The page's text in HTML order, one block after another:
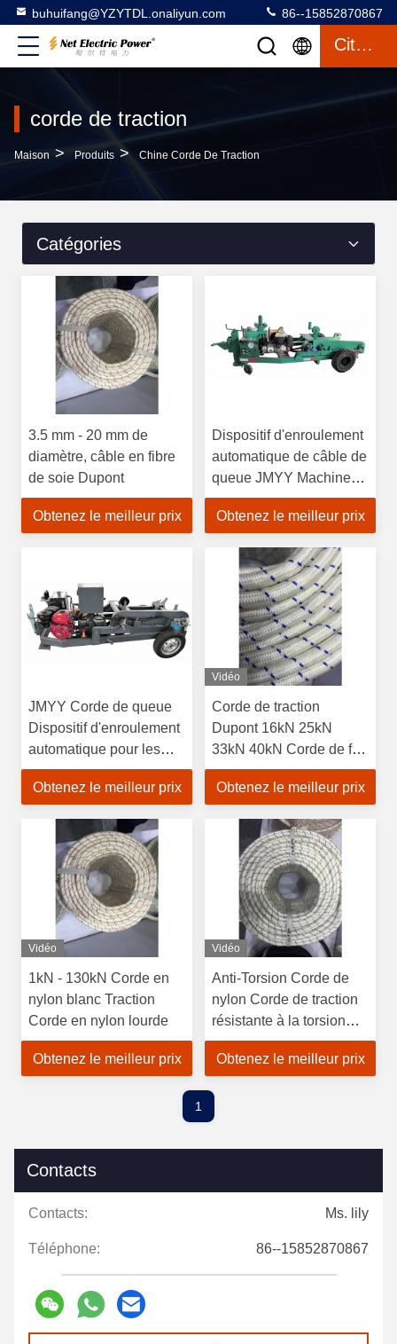
buhuifang@YZYTDL.onaliyun.com 86--15852870867
Citation
corde de traction
Maison > Produits > Chine Corde De Traction
Catégories
3.5 mm - 20 mm de
diamètre, câble en fibre
de soie Dupont
Obtenez le meilleur prix
Dispositif d'enroulement
automatique de câble de
queue JMYY Machine
hydraulique
multifonction
déroulement
Obtenez le meilleur prix
JMYY Corde de queue
Dispositif d'enroulement
automatique pour les
élévateurs de mine
Grues ou treuils
Obtenez le meilleur prix
Vidéo
Corde de traction
Dupont 16kN 25kN
33kN 40kN Corde de fil
de fer solide
Obtenez le meilleur prix
Vidéo
1kN - 130kN Corde en
nylon blanc Traction
Corde en nylon lourde
Obtenez le meilleur prix
Vidéo
Anti-Torsion Corde de
nylon Corde de traction
résistante à la torsion
Durable
Obtenez le meilleur prix
1
Contacts
Contacts: Ms. lily
Téléphone: 86--15852870867